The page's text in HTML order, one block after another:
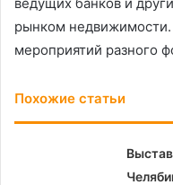
рынком
мероприятий разного
Похожие статьи